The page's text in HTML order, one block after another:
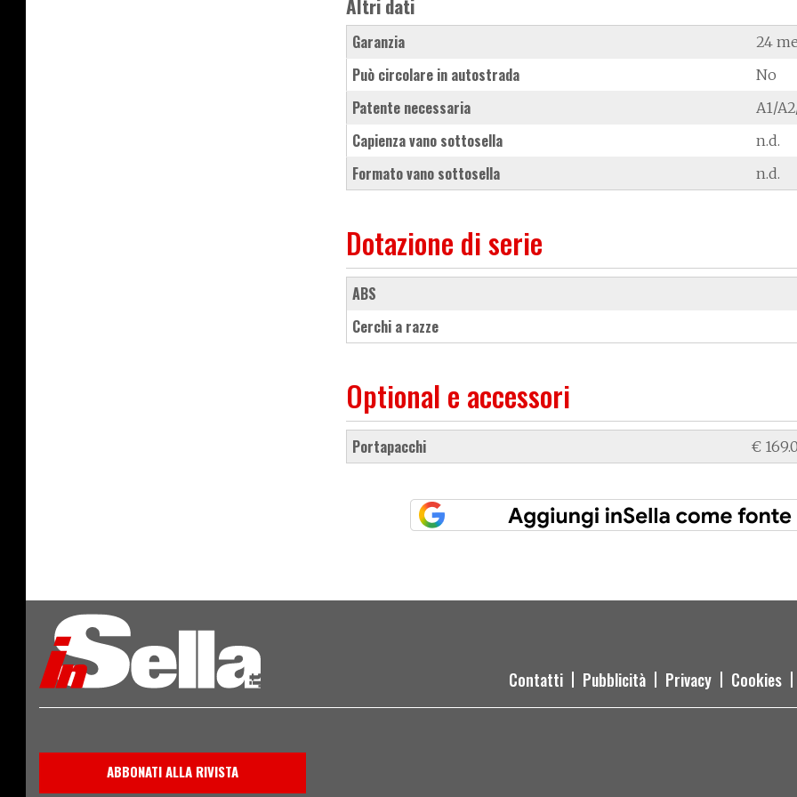
Altri dati
Garanzia 24
Può circolare in autostrada No
Patente necessaria A1/
Capienza vano sottosella n.d.
Formato vano sottosella n.d.
Dotazione di serie
ABS
cerchi a razze
Optional e accessori
portapacchi €
Contatti Pubblicità Privacy Cookies
ABBONATI ALLA RIVISTA